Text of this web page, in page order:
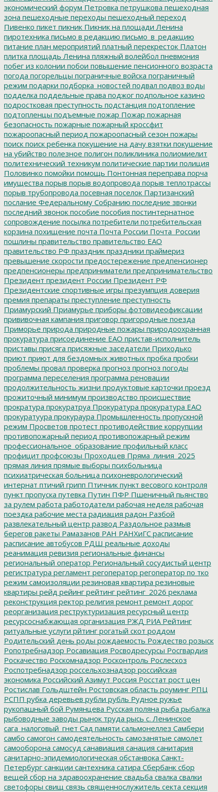
экономический форум Петровка петрушкова пешеходная
зона пешеходные переходы пешеходный переход
Пивенко пикет пикник Пикник на площади Ленина
пиротехника письмо в редакцию письмо_в_редакцию
питание план мероприятий платный перекресток Платон
плитка площадь Ленина пляжный волейбол пневмония
побег из колонии побои повышение пенсионного возраста
погода погорельцы пограничные войска пограничный
режим подарки подборка_новостей подвал подвоз воды
подделка поддельные права поджог подпольное казино
подростковая преступность подстанция подтопление
подтопленцы подъемные пожар Пожар пожарная
безопасность пожарные пожарный кроссфит
пожароопасный период пожароопасный сезон пожары
поиск поиск ребенка покушение на дачу взятки покушение
на убийство полезное полигон поликлиника полиомиелит
политехнический техникум политические партии полиция
Половинко помойки помощь Понтонная переправа порча
имущества порыв порыв водопровода порыв теплотрассы
порыв трубопровода посевная поселок Партизанский
послание Федеральному Собранию последние звонки
последний звонок пособие пособия постинтернатное
сопровождение посылка потребители потребительская
корзина похищение почта Почта России Почта_России
пошлины правительство правительство ЕАО
правительство РФ праздник праздники праймериз
превышение скорости предостережение предпенсионер
предпенсионеры предприниматели предпринимательство
Президент президент России Президент РФ
Президентские спортивные игры презумпция доверия
премия препараты преступление преступность
Приамурский Приамурье приборы фотовидеофиксации
прививочная кампания приговор пригородные поезда
Приморье природа природные пожары природоохранная
прокуратура присоединение ЕАО пристав-исполнитель
приставы присяга присяжные заседатели Приходько
приют приют для бездомных животных пробка пробки
проблемы провал проверка прогноз прогноз погоды
программа переселения программа реновации
продолжительность жизни продуктовые карточки проезд
прожиточный минимум производство происшествие
прократура прокуратруа Прокуратура прокуратура ЕАО
прокуратуура прокураура Промышленность пропускной
режим Просветов протест противодействие коррупции
противопожарный период противопожарный режим
профессиональное_образование профильный класс
профицит профсоюзы Проходцев Пряма_линия_2025
прямая линия прямые выборы психбольница
психиатрическая больница психоневрологический
интернат птичий грипп Птичник пункт весового контроля
пункт пропуска путевка Путин ПФР Пшеничный пьянство
за рулем работа работодатели рабочая неделя рабочая
поездка рабочие места радиация радон Разбой
развлекательный центр развод Раздольное размыв
берегов ракеты Рамазанов РАН РАНХиГС расписание
расписание автобусов РДШ реальные доходы
реанимация ревизия региональные финансы
региональный оператор Региональный сосудистый центр
регистратура регламент регоператор регоператор по тко
режим самоизоляции резиновая квартира резиновые
квартиры рейд рейинг рейтинг рейтинг_2026 реклама
реконструкция ректор религия ремонт ремонт дорог
реорганизация реструктуризация ресурсный центр
ресурсоснабжающая организация РЖД РИА Рейтинг
ритуальные услуги рйтинг рогатый скот роддом
Родительский день роды рождаемость Рождество розыск
Ропотребнадзор Росавиация Росводресурсы Росгвардия
Роскачество Роскомнадзор Росконтроль Рослесхоз
Роспотребнадзор россельхознадзор российская
экономика Российский Азимут Россия Росстат рост цен
Ростислав Гольдштейн Ростовская область роуминг РПЦ
РСПП рубка деревьев рубли рубль Рудное ружье
рукопашный бой Румянцева Русская поляна рыба рыбалка
рыбоводные заводы рынок труда рысь с. Ленинское
сага_налоговый_гнет Сад памяти сальмонеллез Самбери
самбо самогон самодеятельность самозанятые самолет
самооборона самосуд санавиация санация санитария
санитарно-эпидемиологическая обстанвока Санкт-
Петербург санкции сантехника сатира Сбербанк сбор
вещей сбор на здравоохранение свадьба свалка свалки
светофоры свищ связь священнослужитель секта секция